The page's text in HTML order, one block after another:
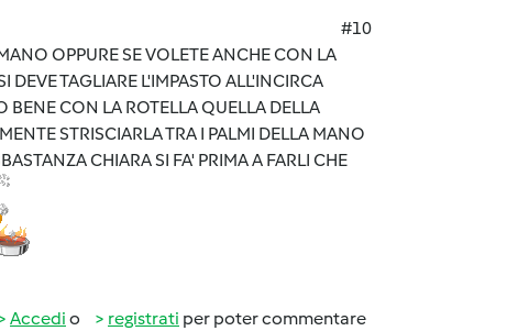
#10
OPPURE SE VOLETE ANCHE CON LA
TAGLIARE L'IMPASTO ALL'INCIRCA
CON LA ROTELLA QUELLA DELLA
STRISCIARLA TRA I PALMI DELLA MANO
CHIARA SI FA' PRIMA A FARLI CHE
Accedi o registrati per poter commentare